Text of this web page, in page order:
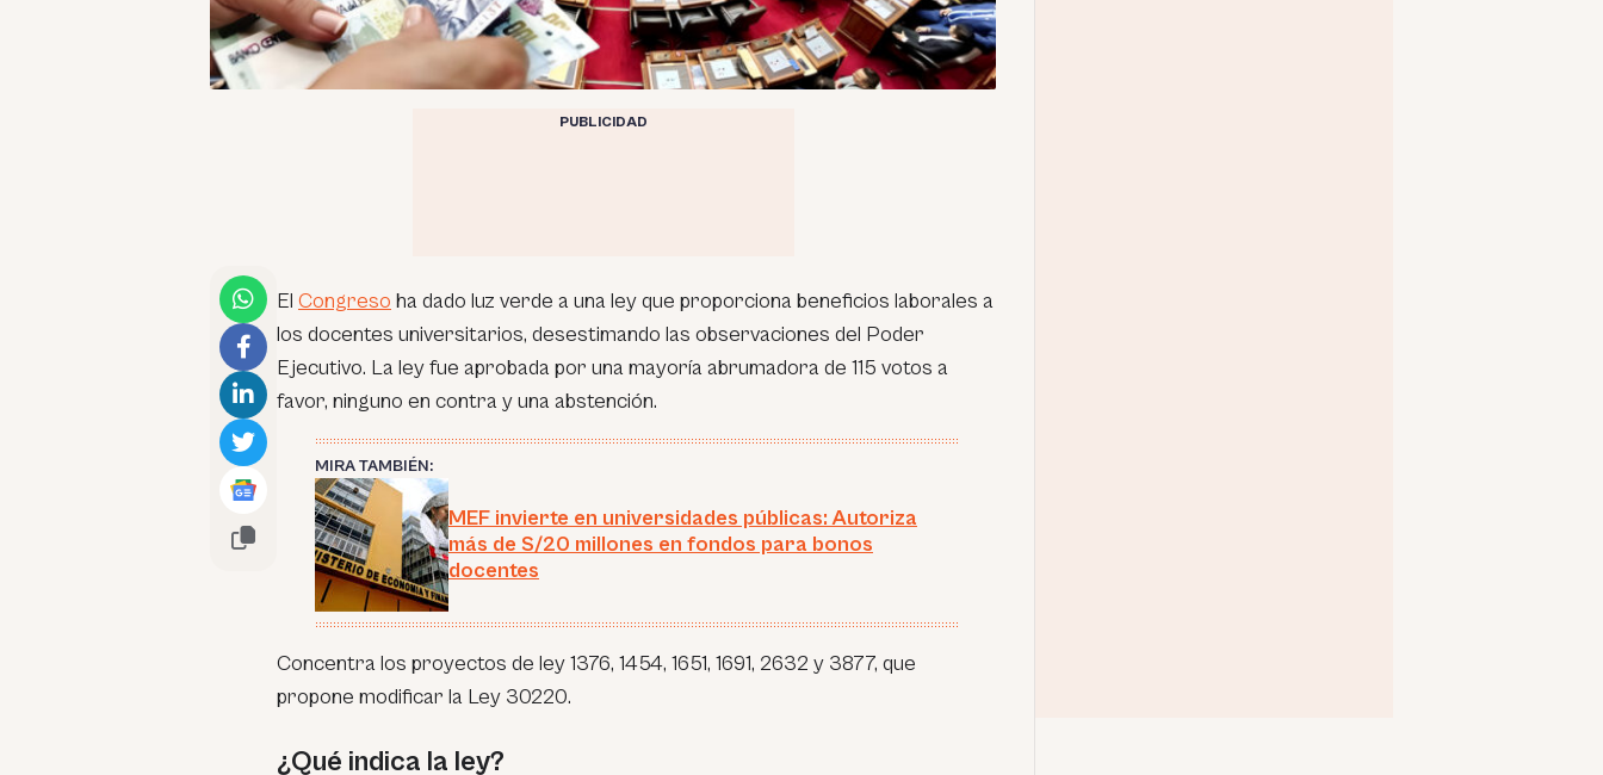
PUBLICIDAD
El Congreso ha dado luz verde a una ley que proporciona beneficios laborales a
los docentes universitarios, desestimando las observaciones del Poder
Ejecutivo. La ley fue aprobada por una mayoría abrumadora de 115 votos a
favor, ninguno en contra y una abstención.
MIRA TAMBIÉN:
MEF invierte en universidades públicas: Autoriza
más de S/20 millones en fondos para bonos
docentes
Concentra los proyectos de ley 1376, 1454, 1651, 1691, 2632 y 3877, que
propone modificar la Ley 30220.
¿Qué indica la ley?